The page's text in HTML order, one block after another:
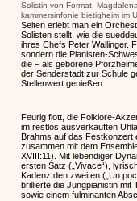
Solistin von Format:
kammersinfonie bietigheim im
Selten erlebt man ein
Solisten stellt, wie die
ihres Chefs Peter Wallinger.
sondern die Pianisten-
die – als geborene
der Senderstadt zur Schule
Stellenwert genießen.
Feurig flott, die Folklore-
im restlos ausverkauften
Brahms auf das Festkonzert
zusammen mit dem
XVIII:11). Mit lebendiger
ersten Satz („Vivace“),
Kadenz den zweiten („Un
brillierte die Jungpianistin mit
sowie einem fulminanten